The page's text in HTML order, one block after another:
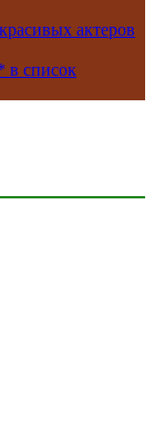
актеров
в список